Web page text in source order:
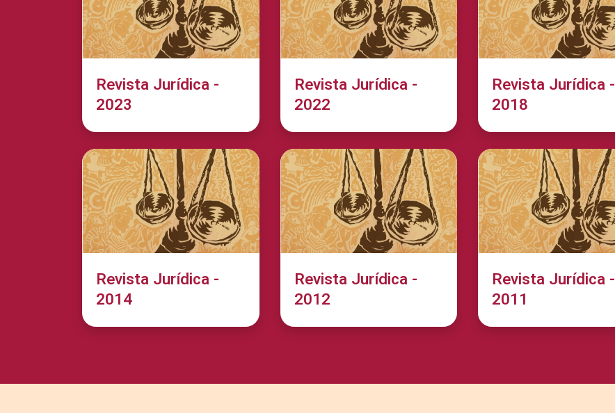
Revista Jurídica -
2023
Revista Jurídica -
2022
Revista Jurídica -
2018
Revista Jurídica -
2014
Revista Jurídica -
2012
Revista Jurídica -
2011